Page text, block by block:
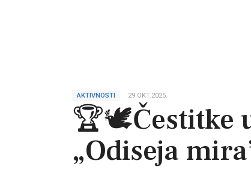
AKTIVNOSTI 29.OKT.2025.
🏆🕊️Čestitke
„Odiseja